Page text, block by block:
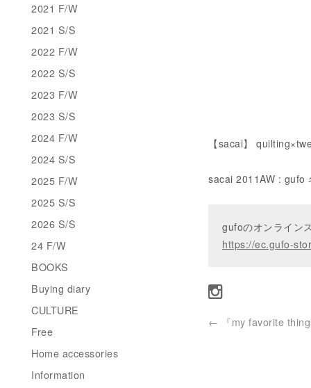
【sacai】
sacai 2011AW :
gufoのオンライン
https://ec.gufo-
← 『my favorite
2021 F/W
2021 S/S
2022 F/W
2022 S/S
2023 F/W
2023 S/S
2024 F/W
2024 S/S
2025 F/W
2025 S/S
2026 S/S
24 F/W
BOOKS
Buying diary
CULTURE
Free
Home accessories
Information